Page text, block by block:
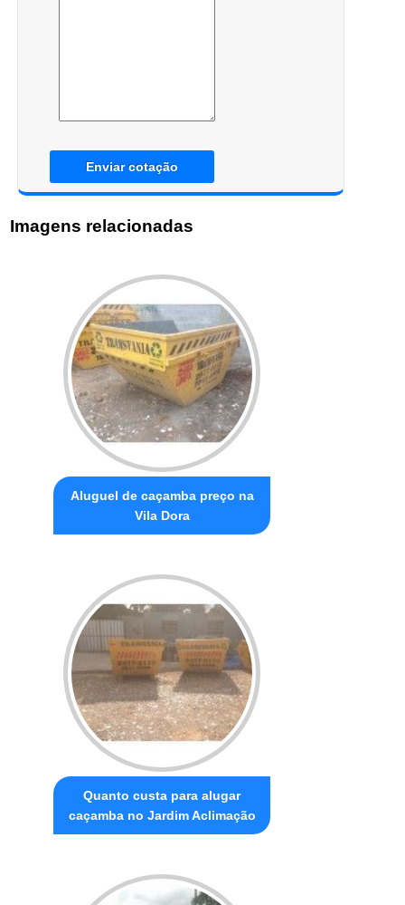
Enviar cotação
Imagens relacionadas
Aluguel de caçamba preço na
Vila Dora
Quanto custa para alugar
caçamba no Jardim Aclimação